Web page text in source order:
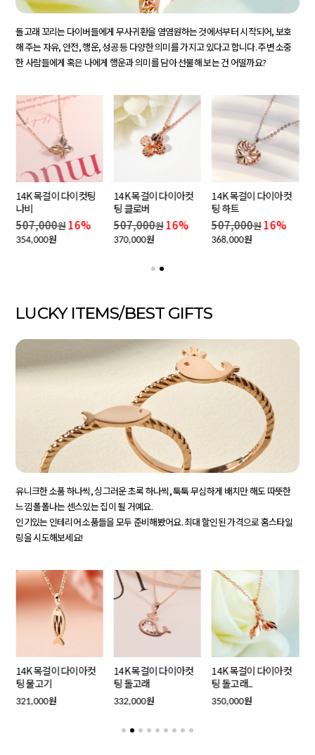
돌고래 꼬리는 다이버들에게 무사귀환을 염염원하는 것에서부터 시작되어, 보호
해 주는 자유, 안전, 행운, 성공 등 다양한 의미를 가지고 있다고 합니다. 주변 소중
한 사람들에게 혹은 나에게 행운과 의미를 담아 선물해 보는 건 어떨까요?
14K 목걸이 다이컷팅
나비
507,000원16%
354,000원
14K 목걸이 다이아컷
팅 클로버
507,000원16%
370,000원
14K 목걸이 다이아컷
팅 하트
507,000원16%
368,000원
LUCKY ITEMS/BEST GIFTS
유니크한 소품 하나씩, 싱그러운 초록 하나씩, 툭툭 무심하게 배치만 해도 따뜻한
느낌 폴폴나는 센스있는 집이 될 거예요.
인기있는 인테리어 소품들을 모두 준비해봤어요. 최대 할인된 가격으로 홈스타일
링을 시도해보세요!
14K 목걸이 다이아컷
팅 물고기
321,000원
14K 목걸이 다이아컷
팅 돌고래
332,000원
14K 목걸이 다이아컷
팅 돌고래...
350,000원